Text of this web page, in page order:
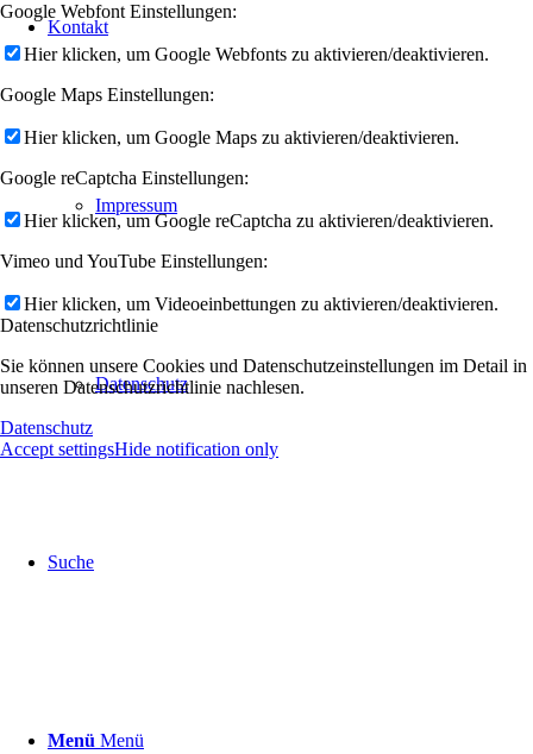
Kontakt
Impressum
Datenschutz
Suche
Menü Menü
Google Webfont Einstellungen:
Hier klicken, um Google Webfonts zu aktivieren/deaktivieren.
Google Maps Einstellungen:
Hier klicken, um Google Maps zu aktivieren/deaktivieren.
Google reCaptcha Einstellungen:
Hier klicken, um Google reCaptcha zu aktivieren/deaktivieren.
Vimeo und YouTube Einstellungen:
Hier klicken, um Videoeinbettungen zu aktivieren/deaktivieren.
Datenschutzrichtlinie
Sie können unsere Cookies und Datenschutzeinstellungen im Detail in
unseren Datenschutzrichtlinie nachlesen.
Datenschutz
Accept settingsHide notification only